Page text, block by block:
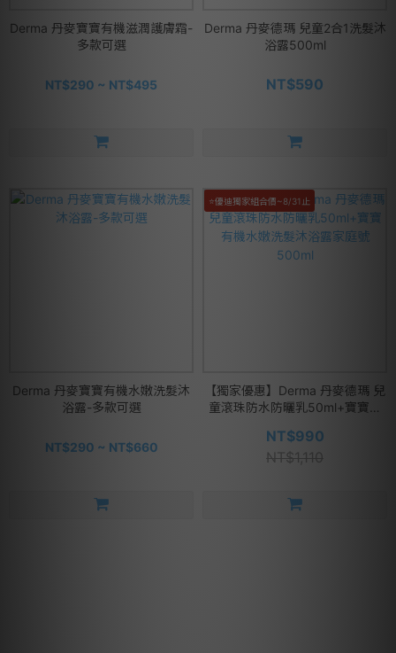
Derma 丹麥寶寶有機滋潤護膚霜-
多款可選
NT$290 ~ NT$495
Derma 丹麥德瑪 兒童2合1洗髮沐
浴露500ml
NT$590
Derma 丹麥寶寶有機水嫩洗髮沐
浴露-多款可選
NT$290 ~ NT$660
⭐優迪獨家組合價~8/31止
【獨家優惠】Derma 丹麥德瑪 兒
童滾珠防水防曬乳50ml+寶寶有
NT$990
NT$1,110